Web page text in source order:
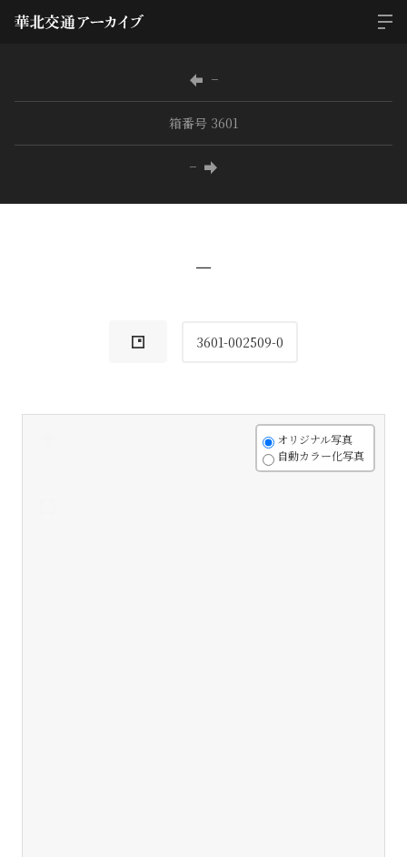
−
箱番号 3601
−
−
3601-002509-0
オリジナル写真
自動カラー化写真